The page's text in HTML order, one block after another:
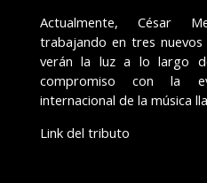
Actualmente, César
trabajando en tres
verán la luz a lo largo
compromiso con la
internacional de la música
Link del tributo